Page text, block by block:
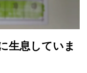
生息していま